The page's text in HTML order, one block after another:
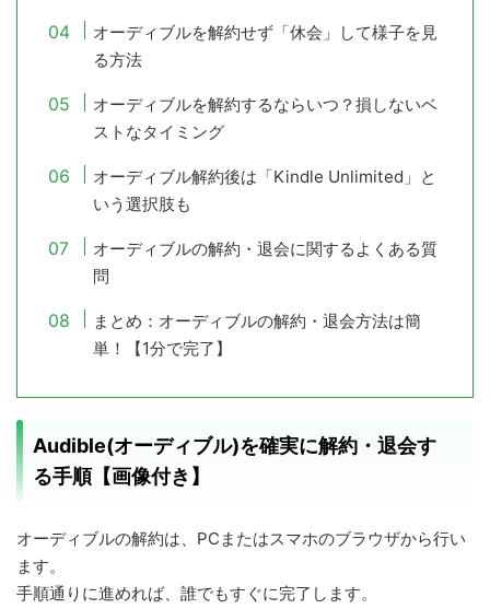
オーディブルを解約せず「休会」して様子を見
る方法
オーディブルを解約するならいつ？損しないベ
ストなタイミング
オーディブル解約後は「Kindle Unlimited」と
いう選択肢も
オーディブルの解約・退会に関するよくある質
問
まとめ：オーディブルの解約・退会方法は簡
単！【1分で完了】
Audible(オーディブル)を確実に解約・退会す
る手順【画像付き】
オーディブルの解約は、PCまたはスマホのブラウザから行い
ます。
手順通りに進めれば、誰でもすぐに完了します。